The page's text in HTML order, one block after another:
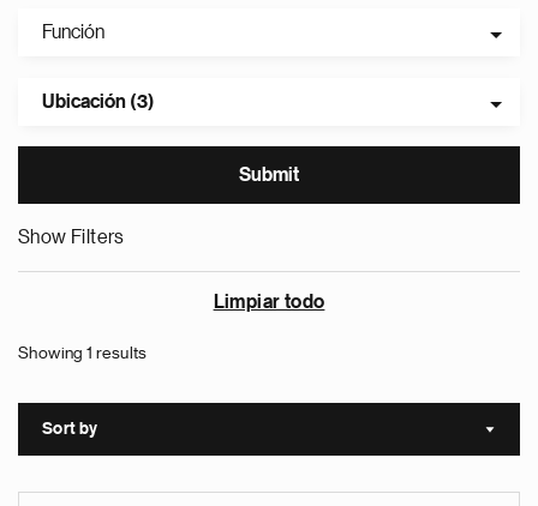
Función
Ubicación (3)
Show Filters
Limpiar todo
Showing 1 results
Sort by Sort